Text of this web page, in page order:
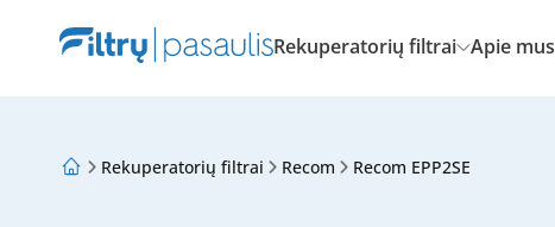
Rekuperatorių filtrai Apie mus
Apie mus
Rekuperatorių filtrai Recom Recom EPP2SE